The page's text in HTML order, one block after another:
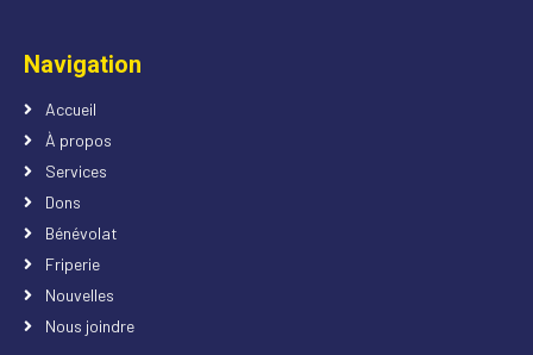
Navigation
Accueil
À propos
Services
Dons
Bénévolat
Friperie
Nouvelles
Nous joindre